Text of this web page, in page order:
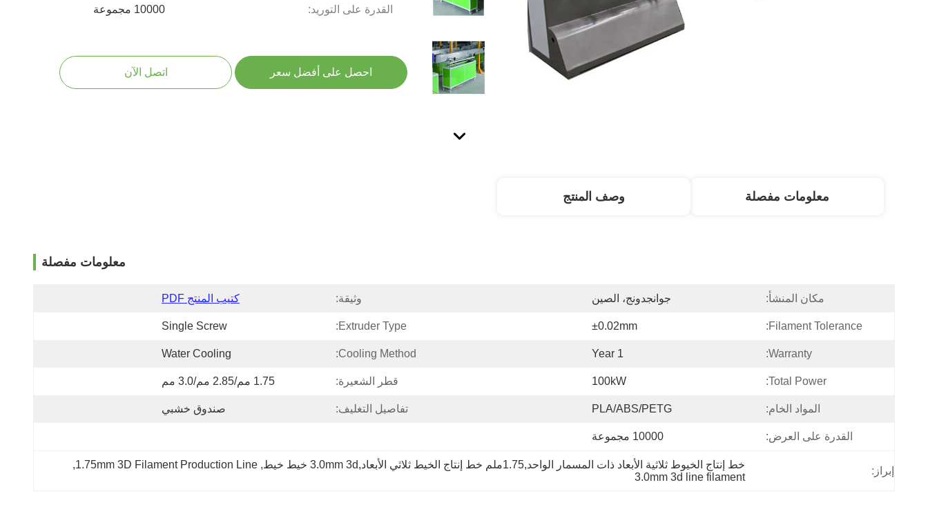
القدرة على التوريد: 10000 مجموعة
احصل على أفضل سعر اتصل الآن
معلومات مفصلة وصف المنتج
معلومات مفصلة
مكان المنشأ: جوانجدونج، الصين وثيقة: كتيب المنتج PDF
Filament Tolerance:
±0.02mm
Extruder Type:
Single Screw
Warranty:
1 Year
Cooling Method:
Water Cooling
Total Power:
100kW قطر الشعيرة: 1.75 مم/2.85 مم/3.0 مم
المواد الخام: PLA/ABS/PETG تفاصيل التغليف: صندوق خشبي
القدرة على العرض: 10000 مجموعة
إبراز:
خط إنتاج الخيوط ثلاثية الأبعاد ذات المسمار الواحد,1.75ملم خط إنتاج الخيط ثلاثي الأبعاد,3.0mm 3d خيط خيط ,
1.75mm 3D Filament Production Line
,
3.0mm 3d line filament